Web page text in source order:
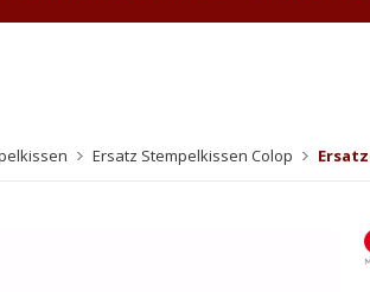
Ersatz Stempelkissen Colop